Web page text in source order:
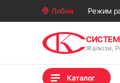
Лобня Режим
Жалюзи,
Каталог